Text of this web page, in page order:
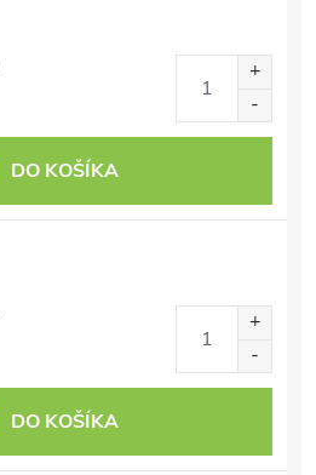
DO KOŠÍKA
DO KOŠÍKA